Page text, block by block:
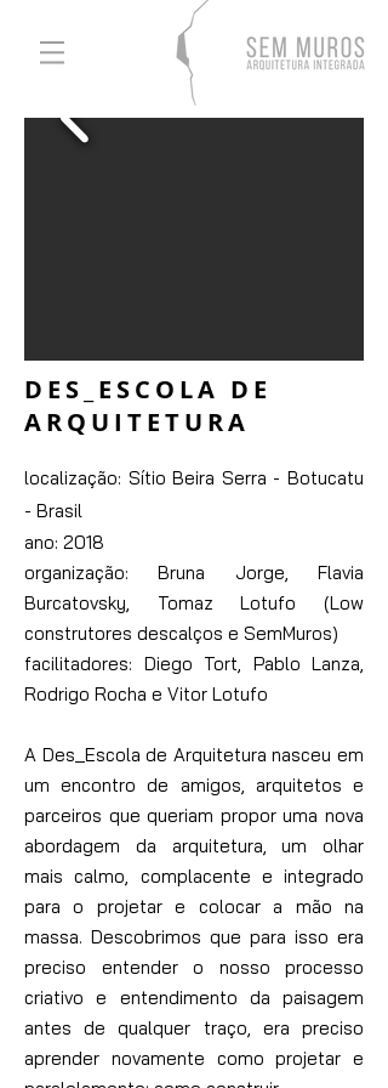
DES_ESCOLA DE
ARQUITETURA
localização: Sítio Beira Serra - Botucatu
- Brasil
ano: 2018
organização: Bruna Jorge, Flavia
Burcatovsky, Tomaz Lotufo (Low
construtores descalços e SemMuros)
facilitadores: Diego Tort, Pablo Lanza,
Rodrigo Rocha e Vitor Lotufo
A Des_Escola de Arquitetura nasceu em
um encontro de amigos, arquitetos e
parceiros que queriam propor uma nova
abordagem da arquitetura, um olhar
mais calmo, complacente e integrado
para o projetar e colocar a mão na
massa. Descobrimos que para isso era
preciso entender o nosso processo
criativo e entendimento da paisagem
antes de qualquer traço, era preciso
aprender novamente como projetar e